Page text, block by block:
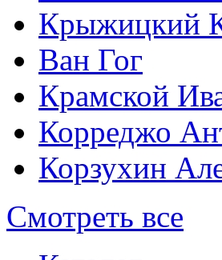
Крыжицкий
Ван Гог
Крамской
Корреджо
Корзухин
Смотреть все